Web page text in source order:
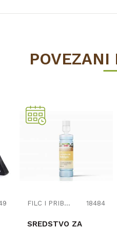
POVEZANI
FILC I PRIBOR 18484
SREDSTVO ZA